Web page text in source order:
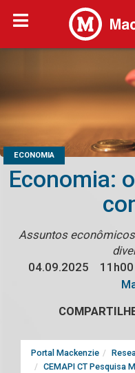
ECONOMIA
Economia:
Assuntos
04.09.2025
11h00
Portal Mackenzie
CEMAPI CT Pesquisa